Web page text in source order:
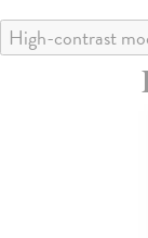
High-contrast